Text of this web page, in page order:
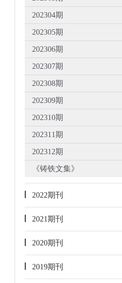
202304期
202305期
202306期
202307期
202308期
202309期
202310期
202311期
202312期
《铸铁文集》
2022期刊
2021期刊
2020期刊
2019期刊